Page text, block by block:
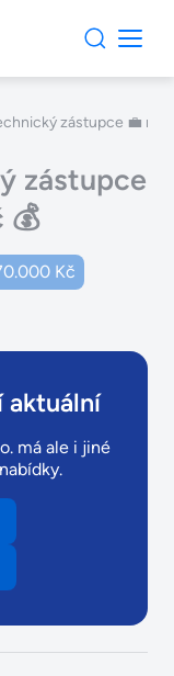
zástupce 💼
zástupce
💰
Kč
aktuální
má ale i jiné